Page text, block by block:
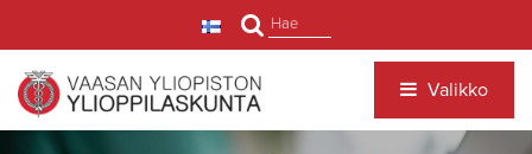
Hae
Valikko